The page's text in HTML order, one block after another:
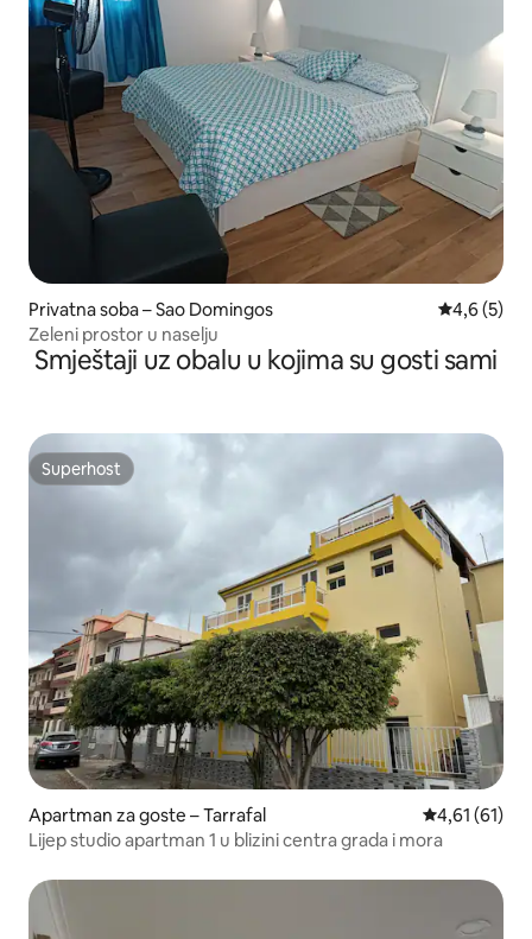
Privatna soba – Sao Domingos Prosječna
4,6 (5)
Zeleni prostor u naselju
Smještaji uz obalu u kojima su gosti sami
Superhost
Superhost
Apartman za goste – Tarrafal Prosječna
4,61 (61)
Lijep studio apartman 1 u blizini centra grada i mora